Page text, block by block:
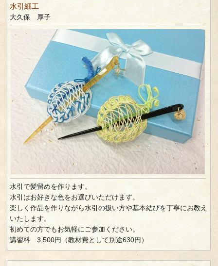
水引細工
大久保 厚子
水引で髪留めを作ります。
水引はお好きな色をお選びいただけます。
楽しく作品を作りながら水引の扱い方や基本結びを丁寧にお教え
いたします。
初めての方でもお気軽にご参加ください。
講習料 3,500円（教材費として別途630円）